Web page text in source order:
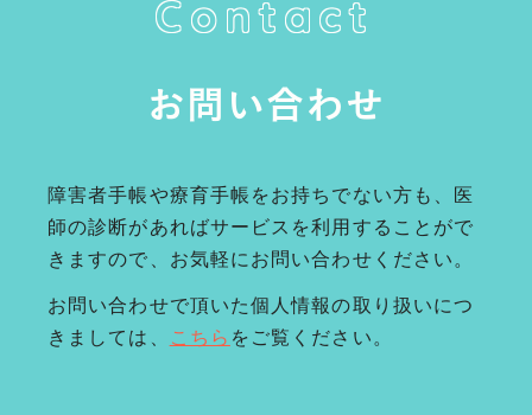
Contact
お問い合わせ
障害者手帳や療育手帳をお持ちでない方も、医
師の診断があればサービスを利用することがで
きますので、お気軽にお問い合わせください。
お問い合わせで頂いた個人情報の取り扱いにつ
きましては、
こちら をご覧ください。